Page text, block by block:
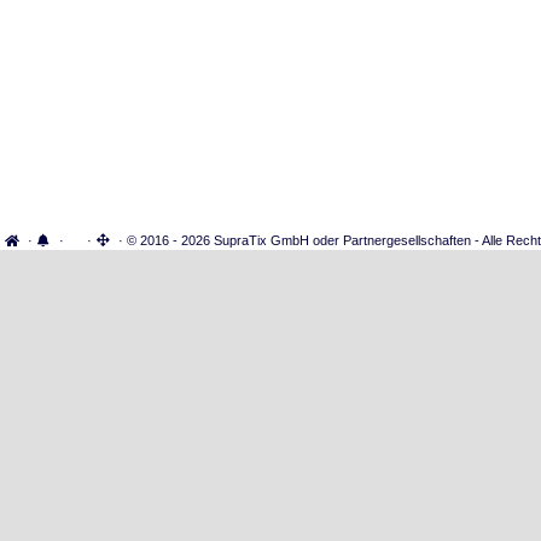
· · · · © 2016 - 2026 SupraTix GmbH oder Partnergesellschaften - Alle